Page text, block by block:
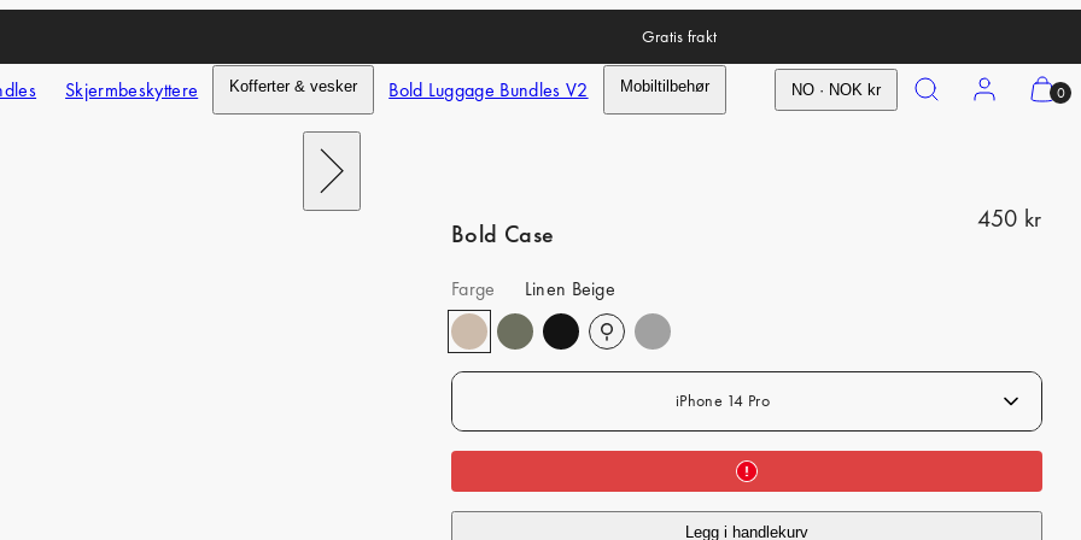
Gratis frakt
Skjermbeskyttere Kofferter & vesker Bold Luggage Bundles V2 Mobiltilbehør NO · NOK kr Search Account
View 0
Next
Bold Case
R
l
r
r
450 kr
Farge
Linen Beige
iPhone 14 Pro
Legg i handlekurv